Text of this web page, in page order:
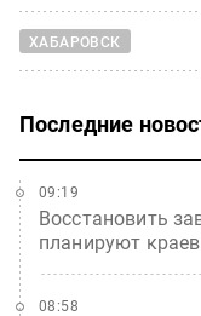
ХАБАРОВСК
Последние
Восстановить
планируют
09:19
08:58